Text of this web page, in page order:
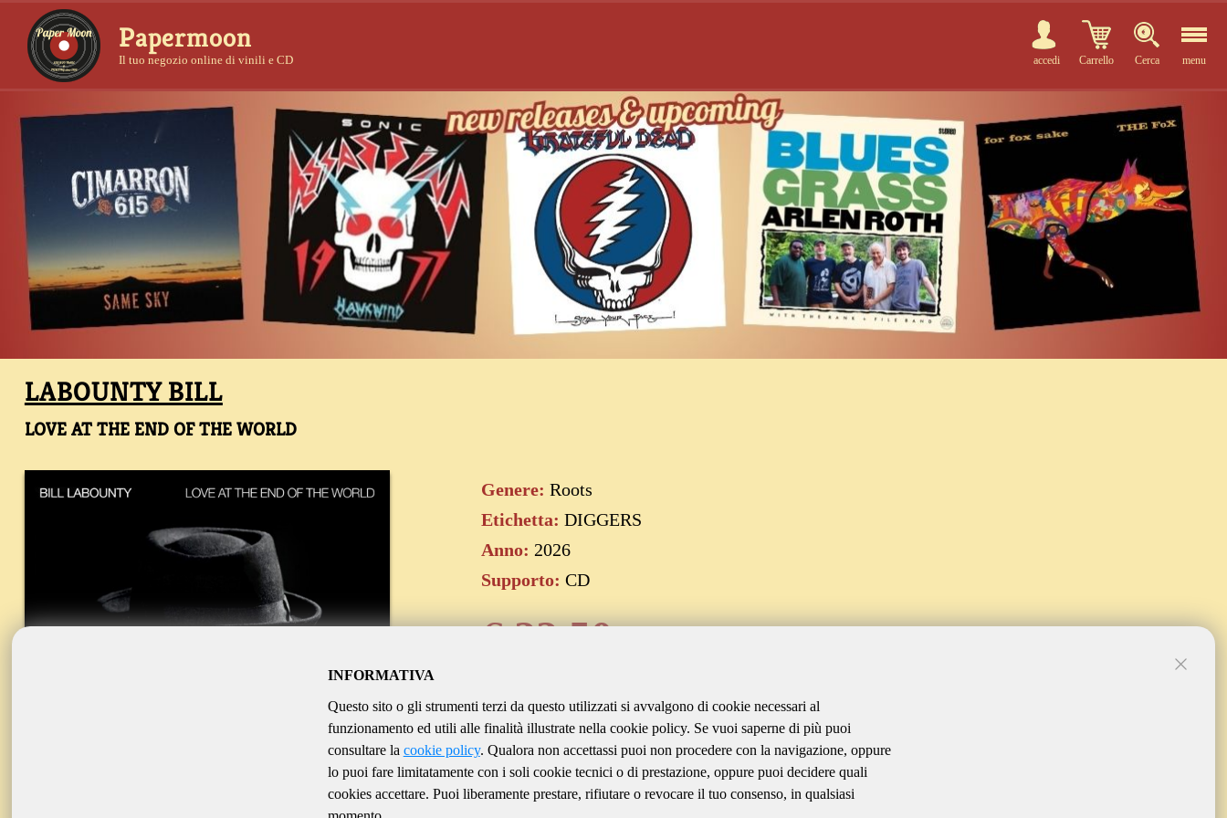
Papermoon
Il tuo negozio online di vinili e CD accedi Carrello Cerca menu
LABOUNTY BILL
LOVE AT THE END OF THE WORLD
Genere: Roots
Etichetta: DIGGERS
Anno: 2026
Supporto: CD
€22.50
Aggiungi al carrello
INFORMATIVA
Questo sito o gli strumenti terzi da questo utilizzati si avvalgono di cookie necessari al
funzionamento ed utili alle finalità illustrate nella cookie policy. Se vuoi saperne di più puoi
consultare la cookie policy. Qualora non accettassi puoi non procedere con la navigazione, oppure
lo puoi fare limitatamente con i soli cookie tecnici o di prestazione, oppure puoi decidere quali
cookies accettare. Puoi liberamente prestare, rifiutare o revocare il tuo consenso, in qualsiasi